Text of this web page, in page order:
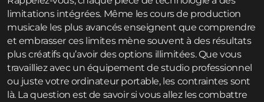
limitations intégrées. Même les cours de production
musicale les plus avancés enseignent que comprendre
et embrasser ces limites mène souvent à des résultats
plus créatifs qu’avoir des options illimitées. Que vous
travailliez avec un équipement de studio professionnel
ou juste votre ordinateur portable, les contraintes sont
là. La question est de savoir si vous allez les combattre